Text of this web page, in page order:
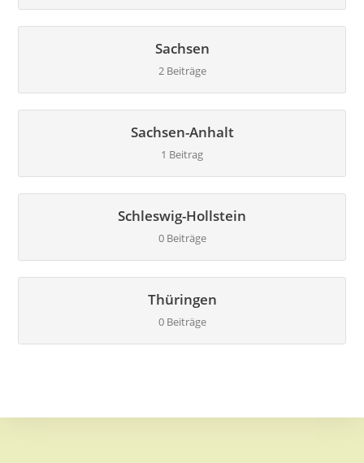
Sachsen
2 Beiträge
Sachsen-Anhalt
1 Beitrag
Schleswig-Hollstein
0 Beiträge
Thüringen
0 Beiträge